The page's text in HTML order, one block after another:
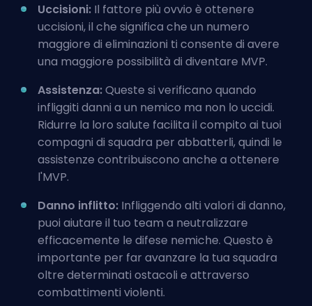
Uccisioni: Il fattore più ovvio è ottenere
uccisioni, il che significa che un numero
maggiore di eliminazioni ti consente di avere
una maggiore possibilità di diventare MVP.
Assistenza:Queste si verificano quando
infliggiti danni a un nemico ma non lo uccidi.
Ridurre la loro salute facilita il compito ai tuoi
compagni di squadra per abbatterli, quindi le
assistenze contribuiscono anche a ottenere
l'MVP.
Danno inflitto: Infliggendo alti valori di danno,
puoi aiutare il tuo team a neutralizzare
efficacemente le difese nemiche. Questo è
importante per far avanzare la tua squadra
oltre determinati ostacoli e attraverso
combattimenti violenti.